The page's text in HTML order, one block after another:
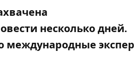
несколько дней.
международные